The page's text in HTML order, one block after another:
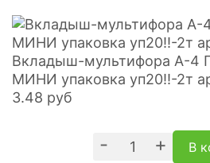
Вкладыш-мультифора А-4
МИНИ упаковка уп20!!-2т
3.48 руб
- + В